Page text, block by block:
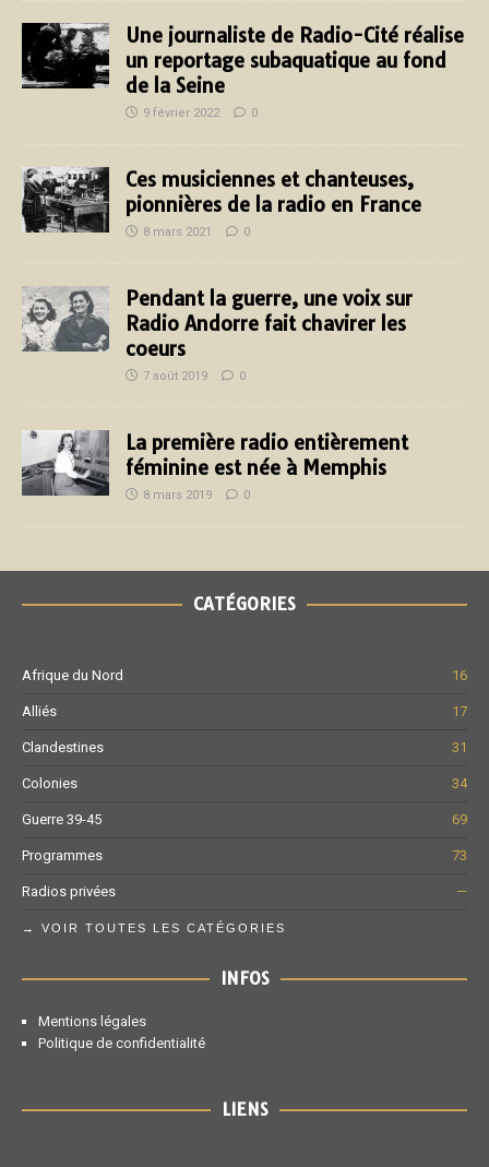
Une journaliste de Radio-Cité réalise
un reportage subaquatique au fond
de la Seine
9 février 2022 0
Ces musiciennes et chanteuses,
pionnières de la radio en France
8 mars 2021 0
Pendant la guerre, une voix sur
Radio Andorre fait chavirer les
coeurs
7 août 2019 0
La première radio entièrement
féminine est née à Memphis
8 mars 2019 0
CATÉGORIES
Afrique du Nord 16
Alliés 17
Clandestines 31
Colonies 34
Guerre 39-45 69
Programmes 73
Radios privées —
→ VOIR TOUTES LES CATÉGORIES
INFOS
Mentions légales
Politique de confidentialité
LIENS